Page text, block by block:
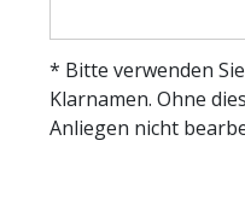
* Bitte verwenden
Klarnamen. Ohne
Anliegen nicht